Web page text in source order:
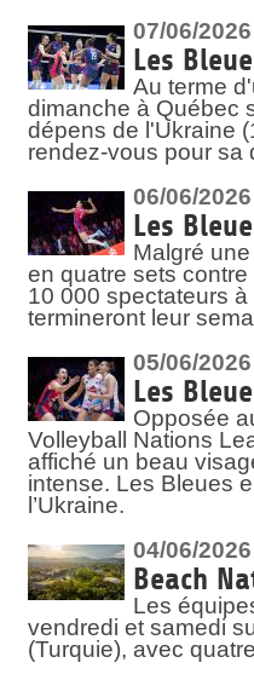
07/06/2026
Les
Au terme
dimanche à Québec
dépens de l'Ukraine
rendez-vous pour sa
06/06/2026
Les
Malgré
en quatre sets
10 000 spectateurs
termineront leur
05/06/2026
Les
Opposée
Volleyball Nations
affiché un beau
intense. Les Bleues
l’Ukraine.
04/06/2026
Beach
Les
vendredi et samedi
(Turquie), avec